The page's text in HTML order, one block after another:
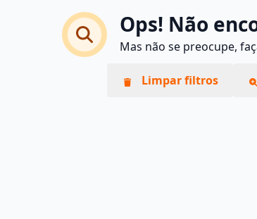
Ops! Não
Mas não se preocupe,
Limpar filtros